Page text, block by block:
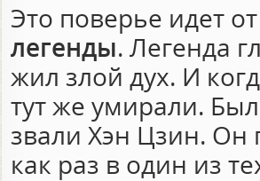
Это поверье идет
легенды. Легенда
жил злой дух. И
тут же умирали.
звали Хэн Цзин. Он
как раз в один из